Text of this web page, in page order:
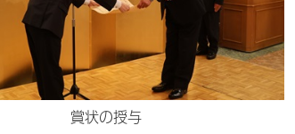
賞状の授与